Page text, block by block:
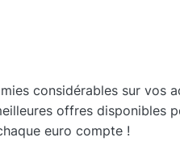
considérables sur vos
offres disponibles
euro compte !